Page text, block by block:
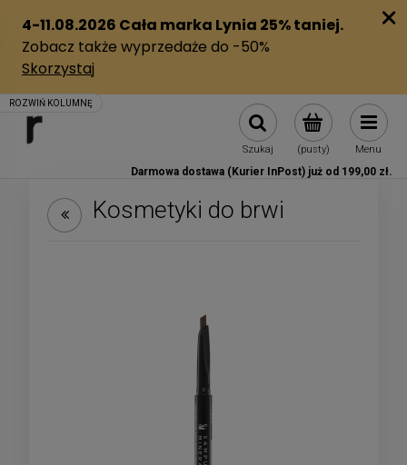
(pusty)
Szukaj Menu
Darmowa dostawa (Kurier InPost) już od 199,00 zł.
Kosmetyki do brwi